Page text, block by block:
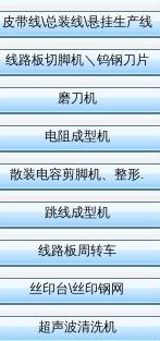
皮带线\总装线\悬挂生产线
线路板切脚机＼钨钢刀片
磨刀机
电阻成型机
散装电容剪脚机、整形.
跳线成型机
线路板周转车
丝印台\丝印钢网
超声波清洗机